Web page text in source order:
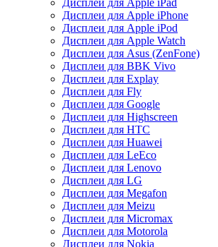
Дисплеи для Apple iPad
Дисплеи для Apple iPhone
Дисплеи для Apple iPod
Дисплеи для Apple Watch
Дисплеи для Asus (ZenFone)
Дисплеи для BBK Vivo
Дисплеи для Explay
Дисплеи для Fly
Дисплеи для Google
Дисплеи для Highscreen
Дисплеи для HTC
Дисплеи для Huawei
Дисплеи для LeEco
Дисплеи для Lenovo
Дисплеи для LG
Дисплеи для Megafon
Дисплеи для Meizu
Дисплеи для Micromax
Дисплеи для Motorola
Дисплеи для Nokia